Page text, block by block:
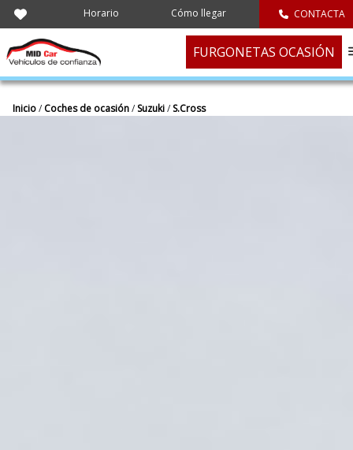
Horario Cómo llegar CONTACTA
FURGONETAS OCASIÓN
Inicio/ Coches de ocasión/ Suzuki/ S.Cross